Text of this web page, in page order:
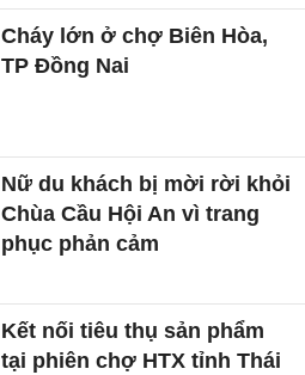
Cháy lớn ở chợ Biên Hòa,
TP Đồng Nai
Nữ du khách bị mời rời khỏi
Chùa Cầu Hội An vì trang
phục phản cảm
Kết nối tiêu thụ sản phẩm
tại phiên chợ HTX tỉnh Thái